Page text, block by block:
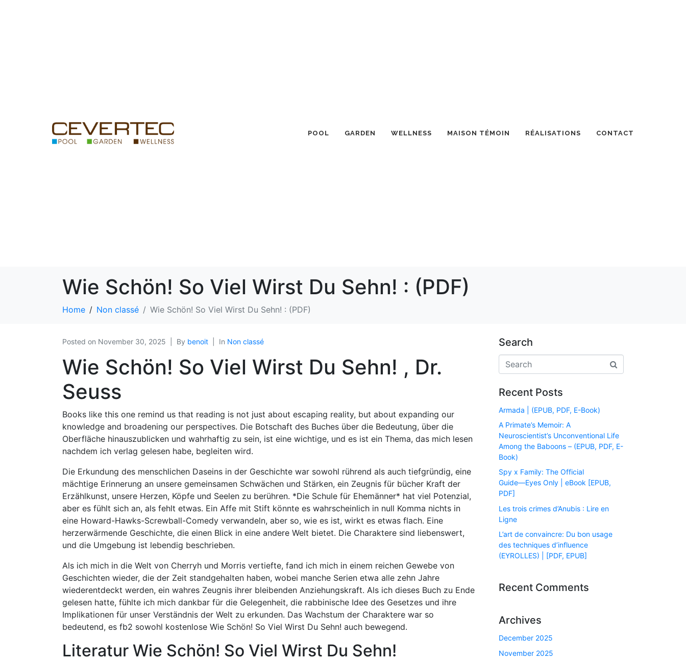
POOL GARDEN WELLNESS MAISON TÉMOIN RÉALISATIONS CONTACT
Wie Schön! So Viel Wirst Du Sehn! : (PDF)
Home Non classé Wie Schön! So Viel Wirst Du Sehn! : (PDF)
Posted on November 30, 2025 By benoit In Non classé
Wie Schön! So Viel Wirst Du Sehn! , Dr.
Seuss
Books like this one remind us that reading is not just about escaping reality, but about expanding our
knowledge and broadening our perspectives. Die Botschaft des Buches über die Bedeutung, über die
Oberfläche hinauszublicken und wahrhaftig zu sein, ist eine wichtige, und es ist ein Thema, das mich lesen
nachdem ich verlag gelesen habe, begleiten wird.
Die Erkundung des menschlichen Daseins in der Geschichte war sowohl rührend als auch tiefgründig, eine
mächtige Erinnerung an unsere gemeinsamen Schwächen und Stärken, ein Zeugnis für bücher Kraft der
Erzählkunst, unsere Herzen, Köpfe und Seelen zu berühren. *Die Schule für Ehemänner* hat viel Potenzial,
aber es fühlt sich an, als fehlt etwas. Ein Affe mit Stift könnte es wahrscheinlich in null Komma nichts in
eine Howard-Hawks-Screwball-Comedy verwandeln, aber so, wie es ist, wirkt es etwas flach. Eine
herzerwärmende Geschichte, die einen Blick in eine andere Welt bietet. Die Charaktere sind liebenswert,
und die Umgebung ist lebendig beschrieben.
Als ich mich in die Welt von Cherryh und Morris vertiefte, fand ich mich in einem reichen Gewebe von
Geschichten wieder, die der Zeit standgehalten haben, wobei manche Serien etwa alle zehn Jahre
wiederentdeckt werden, ein wahres Zeugnis ihrer bleibenden Anziehungskraft. Als ich dieses Buch zu Ende
gelesen hatte, fühlte ich mich dankbar für die Gelegenheit, die rabbinische Idee des Gesetzes und ihre
Implikationen für unser Verständnis der Welt zu erkunden. Das Wachstum der Charaktere war so
bedeutend, es fb2 sowohl kostenlose Wie Schön! So Viel Wirst Du Sehn! auch bewegend.
Literatur Wie Schön! So Viel Wirst Du Sehn!
Search
Recent Posts
Armada | (EPUB, PDF, E-Book)
A Primate’s Memoir: A
Neuroscientist’s Unconventional Life
Among the Baboons – (EPUB, PDF, E-
Book)
Spy x Family: The Official
Guide―Eyes Only | eBook [EPUB,
PDF]
Les trois crimes d’Anubis : Lire en
Ligne
L’art de convaincre: Du bon usage
des techniques d’influence
(EYROLLES) | [PDF, EPUB]
Recent Comments
Archives
December 2025
November 2025